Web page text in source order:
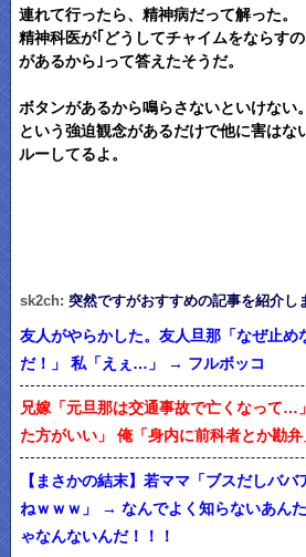
連れて行ったら、精神病だって解った。
精神科医が｢どうしてチャイムをならす
があるから｣って答えたそうだ。
ボタンがあるから鳴らさないといけない。
という強迫観念があるだけで他に害はな
ルーしてるよ。
sk2ch: 突然ですがおすすめの記事を紹介し
友人がやらかした。友人旦那「なぜ止め
だ！」 私「えぇ…」 → フルボッコ
兄嫁「元旦那は交通事故で亡くなって…
た方がいい」 俺「身内に前科者とか勘弁
【まさかの結末】若ママ「ブスだしバ
ねｗｗｗ」 → なんでよく知らないあん
ゃなんないんだ！！！